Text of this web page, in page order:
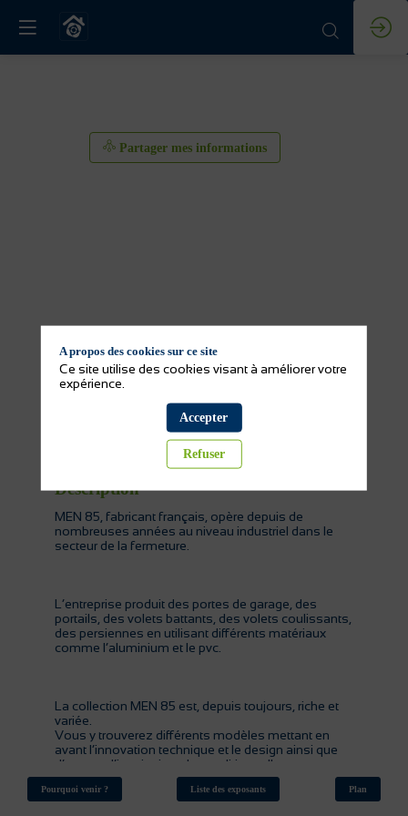
Partager mes informations
Partager mes informations
Activité(s) de l'exposant
Description
MEN 85, fabricant français, opère depuis de
nombreuses années au niveau industriel dans le
secteur de la fermeture.
L’entreprise produit des portes de garage, des
portails, des volets battants, des volets coulissants,
des persiennes en utilisant différents matériaux
comme l’aluminium et le pvc.
La collection MEN 85 est, depuis toujours, riche et
variée.
Vous y trouverez différents modèles mettant en
avant l’innovation technique et le design ainsi que
d’autres, d’inspiration plus traditionnelle ou
régionale.
Pourquoi venir ? Liste des exposants Plan
A propos des cookies sur ce site
Ce site utilise des cookies visant à améliorer votre
expérience.
Accepter
Refuser